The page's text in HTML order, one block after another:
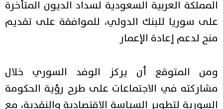
المملكة العربية السعودية لسداد الديون المتأخرة
على سوريا للبنك الدولي، للموافقة على تقديم
منح لدعم إعادة الإعمار
ومن المتوقع أن يركز الوفد السوري خلال
مشاركته في الاجتماعات على طرح رؤية الحكومة
السورية لتطوير السياسة الاقتصادية والنقدية، مع